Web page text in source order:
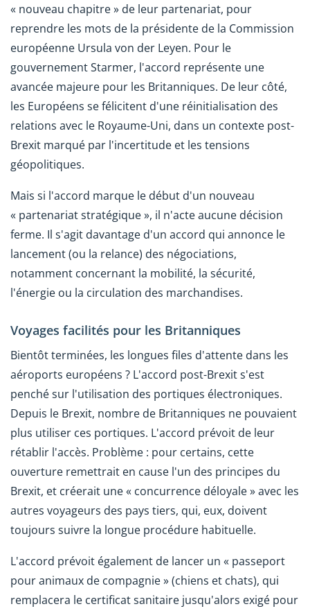
« nouveau chapitre » de leur partenariat, pour
reprendre les mots de la présidente de la Commission
européenne Ursula von der Leyen. Pour le
gouvernement Starmer, l'accord représente une
avancée majeure pour les Britanniques. De leur côté,
les Européens se félicitent d'une réinitialisation des
relations avec le Royaume-Uni, dans un contexte post-
Brexit marqué par l'incertitude et les tensions
géopolitiques.
Mais si l'accord marque le début d'un nouveau
« partenariat stratégique », il n'acte aucune décision
ferme. Il s'agit davantage d'un accord qui annonce le
lancement (ou la relance) des négociations,
notamment concernant la mobilité, la sécurité,
l'énergie ou la circulation des marchandises.
Voyages facilités pour les Britanniques
Bientôt terminées, les longues files d'attente dans les
aéroports européens ? L'accord post-Brexit s'est
penché sur l'utilisation des portiques électroniques.
Depuis le Brexit, nombre de Britanniques ne pouvaient
plus utiliser ces portiques. L'accord prévoit de leur
rétablir l'accès. Problème : pour certains, cette
ouverture remettrait en cause l'un des principes du
Brexit, et créerait une « concurrence déloyale » avec les
autres voyageurs des pays tiers, qui, eux, doivent
toujours suivre la longue procédure habituelle.
L'accord prévoit également de lancer un « passeport
pour animaux de compagnie » (chiens et chats), qui
remplacera le certificat sanitaire jusqu'alors exigé pour